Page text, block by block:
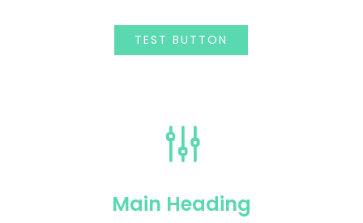
TEST BUTTON
g
Main Heading